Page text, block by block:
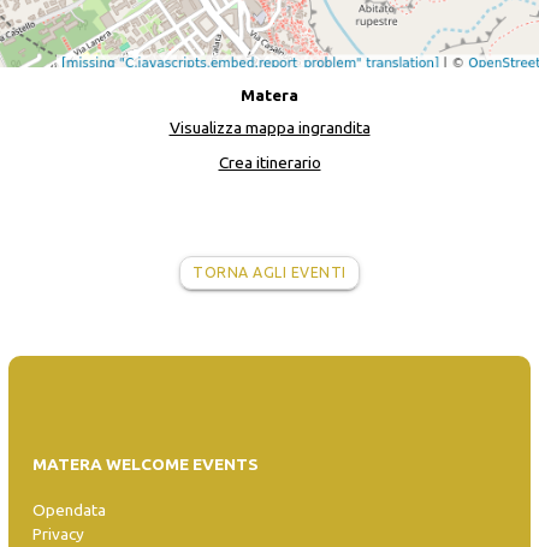
Matera
Visualizza mappa ingrandita
Crea itinerario
TORNA AGLI EVENTI
MATERA WELCOME EVENTS
Opendata
Privacy